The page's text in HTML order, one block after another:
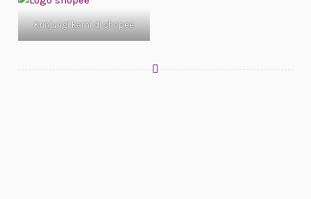
Kunjungi kami di shopee